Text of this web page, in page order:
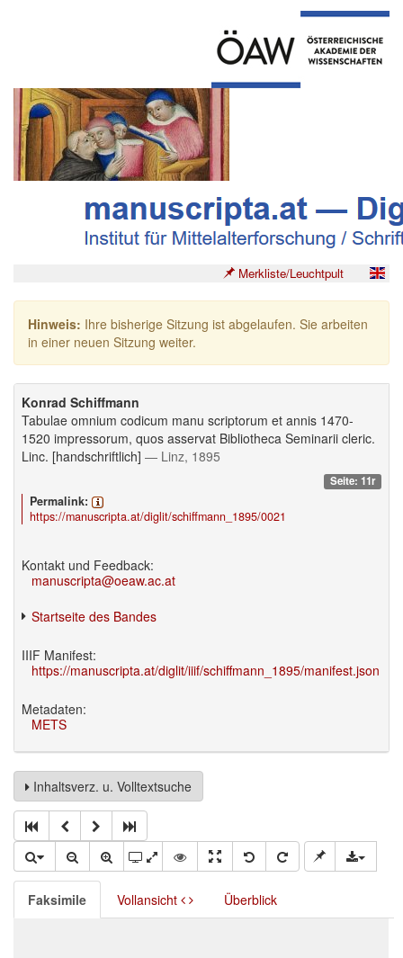
Merkliste/Leuchtpult
Hinweis: Ihre bisherige Sitzung ist abgelaufen. Sie arbeiten
in einer neuen Sitzung weiter.
Konrad Schiffmann
Tabulae omnium codicum manu scriptorum et annis 1470-
1520 impressorum, quos asservat Bibliotheca Seminarii cleric.
Linc. [handschriftlich] — Linz, 1895
Seite: 11r
Permalink:
https://manuscripta.at/diglit/schiffmann_1895/0021
Kontakt und Feedback:
manuscripta@oeaw.ac.at
Startseite des Bandes
IIIF Manifest:
https://manuscripta.at/diglit/iiif/schiffmann_1895/manifest.json
Metadaten:
METS
Inhaltsverz. u. Volltextsuche
Faksimile Vollansicht Überblick